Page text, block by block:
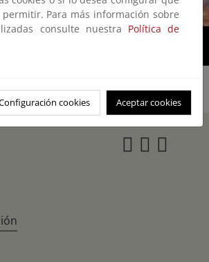
1/1
Para más información sobre
consulte nuestra Política de
cookies Aceptar cookies